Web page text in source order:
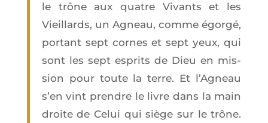
le trône aux quatre Vivants et les
Vieillards, un Agneau, comme égor­gé,
por­tant sept cornes et sept yeux, qui
sont les sept esprits de Dieu en mis­
sion pour toute la terre. Et l’A­gneau
s’en vint prendre le livre dans la main
droite de Celui qui siège sur le trône.